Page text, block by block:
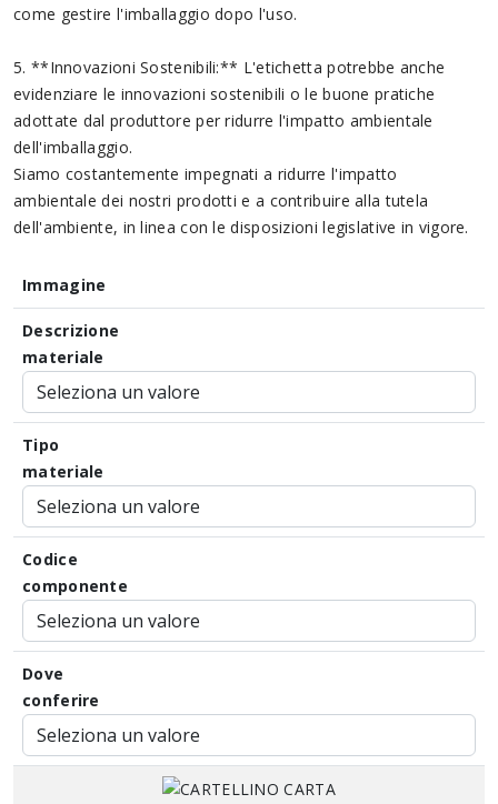
come gestire l'imballaggio dopo l'uso.
5. **Innovazioni Sostenibili:** L'etichetta potrebbe anche
evidenziare le innovazioni sostenibili o le buone pratiche
adottate dal produttore per ridurre l'impatto ambientale
dell'imballaggio.
Siamo costantemente impegnati a ridurre l'impatto
ambientale dei nostri prodotti e a contribuire alla tutela
dell'ambiente, in linea con le disposizioni legislative in vigore.
Immagine
Descrizione
materiale
Tipo
materiale
Codice
componente
Dove
conferire